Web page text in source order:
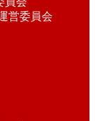
営委員会